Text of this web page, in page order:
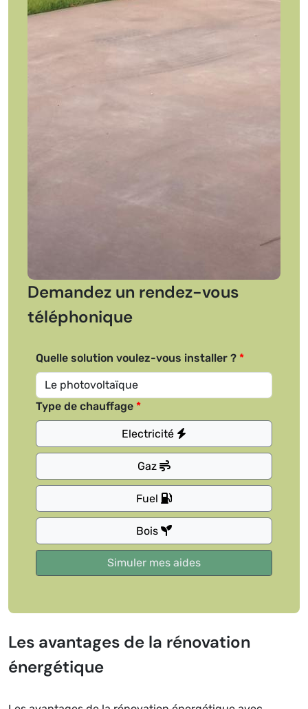
Demandez un rendez-vous
téléphonique
Quelle solution voulez-vous installer ?
Type de chauffage
Electricité
Gaz
Fuel
Bois
Les avantages de la rénovation
énergétique